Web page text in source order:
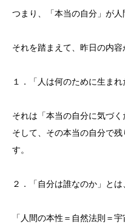
つまり、「本当の自分」が人
それを踏まえて、昨日の内容
１．「人は何のために生ま
それは「本当の自分に気づく
そして、その本当の自分で
す。
２．「自分は誰なのか」とは
「人間の本性＝自然法則＝